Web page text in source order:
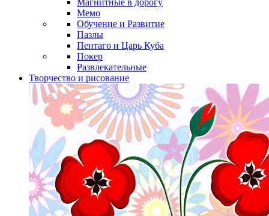
Магнитные в дорогу
Мемо
Обучение и Развитие
Пазлы
Пентаго и Царь Куба
Покер
Развлекательные
Творчество и рисование